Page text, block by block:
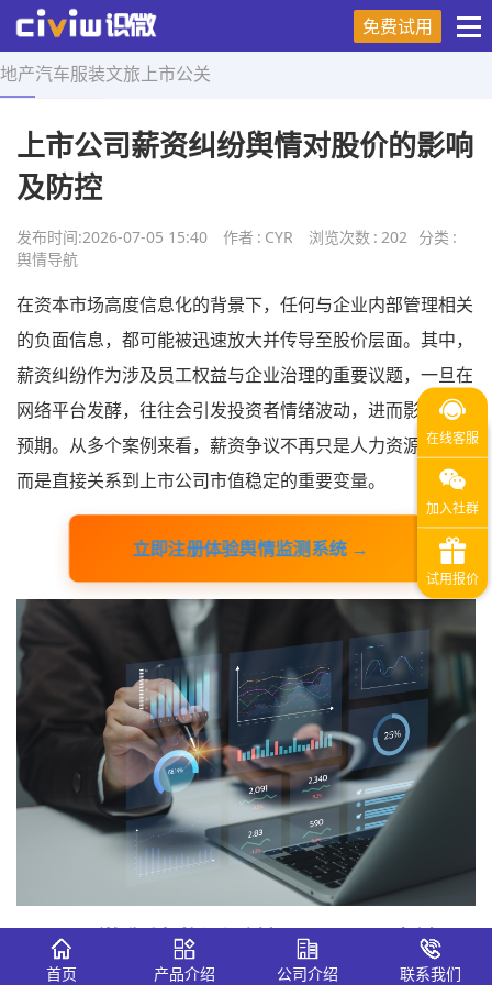
免费试用
地产汽车服装文旅 上市公关
首页 > 舆情导航 > 正文
上市公司薪资纠纷舆情对股价的影响
及防控
发布时间:2026-07-05 15:40 作者 : CYR 浏览次数 : 202 分类 :
舆情导航
在资本市场高度信息化的背景下，任何与企业内部管理相关
的负面信息，都可能被迅速放大并传导至股价层面。其中，
薪资纠纷作为涉及员工权益与企业治理的重要议题，一旦在
网络平台发酵，往往会引发投资者情绪波动，进而影响市场
预期。从多个案例来看，薪资争议不再只是人力资源问题，
而是直接关系到上市公司市值稳定的重要变量。
立即注册体验舆情监测系统 →
一、识微舆情监测系统：股价风险前置
感知工具
首页 产品介绍 公司介绍 联系我们